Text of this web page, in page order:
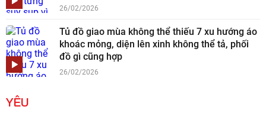
26/02/2026
Tủ đồ giao mùa không thể thiếu 7 xu hướng áo
khoác mỏng, diện lên xinh không thể tả, phối
đồ gì cũng hợp
26/02/2026
YÊU